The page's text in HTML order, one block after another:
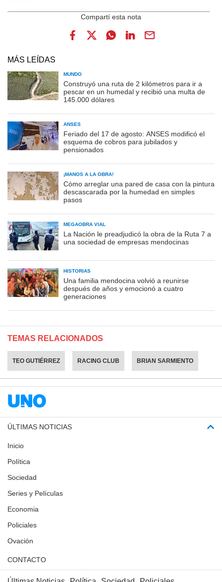
MÁS LEÍDAS
MUNDO
Construyó una ruta de 2 kilómetros para ir a
pescar en un humedal y recibió una multa de
145.000 dólares
ANSES
Feriado del 17 de agosto: ANSES modificó el
esquema de cobros para jubilados y
pensionados
¡MANOS A LA OBRA!
Cómo arreglar una pared de casa con la pintura
descascarada por la humedad en simples
pasos
MEGAOBRA VIAL
La Nación le preadjudicó la obra de la Ruta 7 a
una sociedad de empresas mendocinas
HISTORIAS
Una familia mendocina volvió a reunirse
después de años y emocionó a cuatro
generaciones
TEMAS RELACIONADOS
TEO GUTIÉRREZ RACING CLUB BRIAN SARMIENTO
ÚLTIMAS NOTICIAS
Inicio
Política
Sociedad
Series y Películas
Economia
Policiales
Ovación
CONTACTO